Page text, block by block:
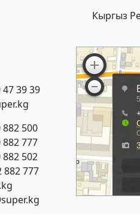
47 39 39
882 500
882 777
882 502
882 777
Кыргыз